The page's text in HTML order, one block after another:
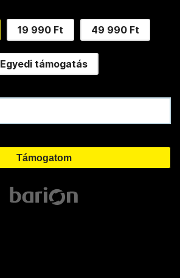
19 990 Ft 49 990 Ft
Egyedi támogatás